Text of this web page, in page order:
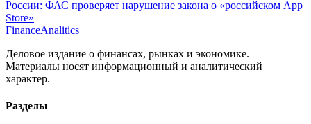
России: ФАС проверяет нарушение закона о «российском App
Store»
FinanceAnalitics
Деловое издание о финансах, рынках и экономике.
Материалы носят информационный и аналитический
характер.
Разделы